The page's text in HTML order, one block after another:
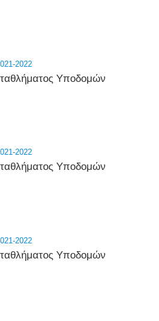
2022
Υποδομών
2022
Υποδομών
2022
Υποδομών